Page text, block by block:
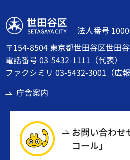
世田谷区
法人番号
〒154-8504 東京都世田谷区世田
電話番号03-5432-1111 （代表）
ファクシミリ 03-5432-3001（広報
庁舎案内
お問い合わせ
コール」